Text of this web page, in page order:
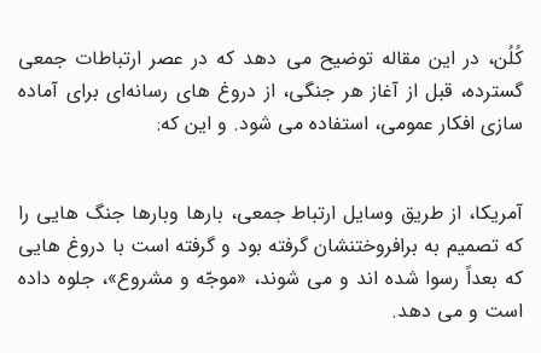
کُلُن، در این مقاله توضیح می دهد که در عصر ارتباطات جمعی
گسترده، قبل از آغاز هر جنگی، از دروغ های رسانه‌ای برای آماده
سازی افکار عمومی، استفاده می شود. و این که :
آمریکا، از طریق وسایل ارتباط جمعی، بارها وبارها جنگ هایی را
که تصمیم به برافروختنشان گرفته بود و گرفته است با دروغ هایی
که بعداً رسوا شده اند و می شوند، «موجّه و مشروع»، جلوه داده
است و می دهد.